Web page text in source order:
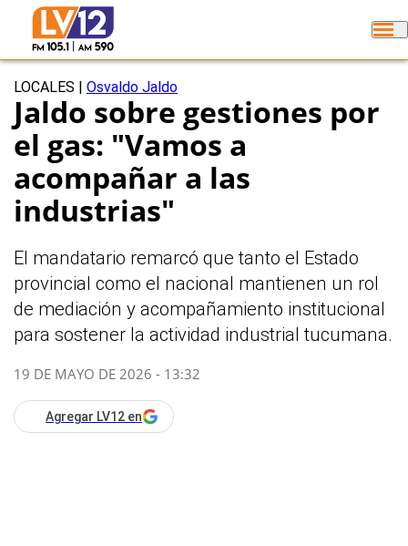
LOCALES Osvaldo Jaldo
Jaldo sobre gestiones por
el gas: "Vamos a
acompañar a las
industrias"
El mandatario remarcó que tanto el Estado
provincial como el nacional mantienen un rol
de mediación y acompañamiento institucional
para sostener la actividad industrial tucumana.
19 DE MAYO DE 2026 - 13:32
Agregar LV12 en